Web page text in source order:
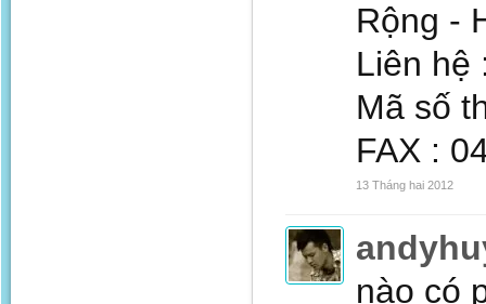
Rộng -
Liên hệ
Mã số
FAX :
13 Tháng hai 2012
nào có